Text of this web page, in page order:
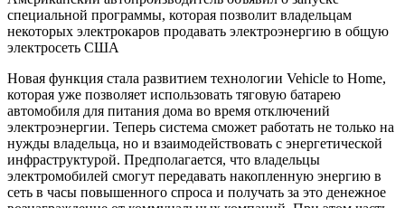
специальной программы, которая позволит владельцам
некоторых электрокаров продавать электроэнергию в общую
электросеть США
Новая функция стала развитием технологии Vehicle to Home,
которая уже позволяет использовать тяговую батарею
автомобиля для питания дома во время отключений
электроэнергии. Теперь система сможет работать не только на
нужды владельца, но и взаимодействовать с энергетической
инфраструктурой. Предполагается, что владельцы
электромобилей смогут передавать накопленную энергию в
сеть в часы повышенного спроса и получать за это денежное